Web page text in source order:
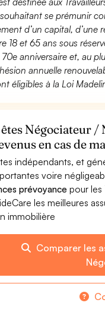
se prémunir
d’un capital,
18 et 65 ans sous
anniversaire et, au
annuelle
éligibles à la Loi
Négociateur
en cas de
indépendants, et
voire
prévoyancepour les
les meilleures
immobilière
Comparer les